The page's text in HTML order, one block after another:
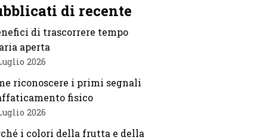
di recente
di trascorrere tempo
aperta
2026
riconoscere i primi segnali
fisico
2026
i colori della frutta e della